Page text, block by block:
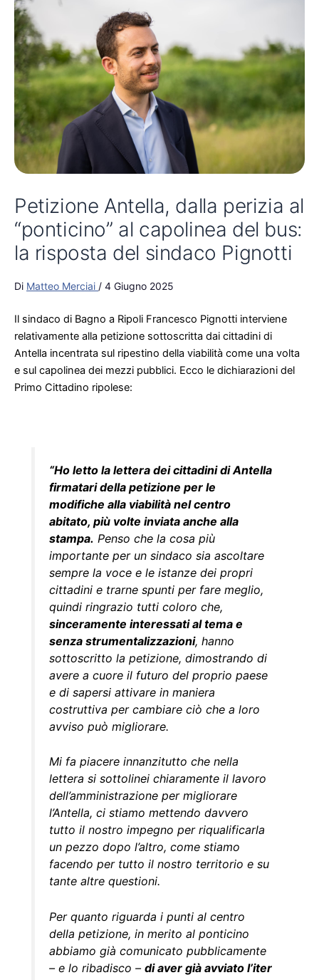
Petizione Antella, dalla perizia al
“ponticino” al capolinea del bus:
la risposta del sindaco Pignotti
Di Matteo Merciai / 4 Giugno 2025
Il sindaco di Bagno a Ripoli Francesco Pignotti interviene
relativamente alla petizione sottoscritta dai cittadini di
Antella incentrata sul ripestino della viabilità come una volta
e sul capolinea dei mezzi pubblici. Ecco le dichiarazioni del
Primo Cittadino ripolese:
“Ho letto la lettera dei cittadini di Antella
firmatari della petizione per le
modifiche alla viabilità nel centro
abitato, più volte inviata anche alla
stampa. Penso che la cosa più
importante per un sindaco sia ascoltare
sempre la voce e le istanze dei propri
cittadini e trarne spunti per fare meglio,
quindi ringrazio tutti coloro che,
sinceramente interessati al tema e
senza strumentalizzazioni, hanno
sottoscritto la petizione, dimostrando di
avere a cuore il futuro del proprio paese
e di sapersi attivare in maniera
costruttiva per cambiare ciò che a loro
avviso può migliorare.
Mi fa piacere innanzitutto che nella
lettera si sottolinei chiaramente il lavoro
dell’amministrazione per migliorare
l’Antella, ci stiamo mettendo davvero
tutto il nostro impegno per riqualificarla
un pezzo dopo l’altro, come stiamo
facendo per tutto il nostro territorio e su
tante altre questioni.
Per quanto riguarda i punti al centro
della petizione, in merito al ponticino
abbiamo già comunicato pubblicamente
– e lo ribadisco –di aver già avviato l’iter